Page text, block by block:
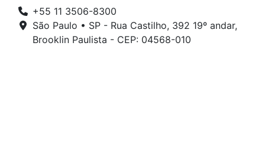
+55 11 3506-8300
São Paulo • SP - Rua Castilho, 392 19º andar,
Brooklin Paulista - CEP: 04568-010